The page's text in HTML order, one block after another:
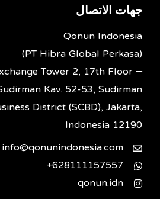
جهات الاتصال
Qonun Indonesia
(PT Hibra Global Perkasa)
Tower 2, 17th Floor –
Kav. 52-53, Sudirman
District (SCBD), Jakarta,
Indonesia 12190
info@qonunindonesia.com
628111157557+
qonun.idn